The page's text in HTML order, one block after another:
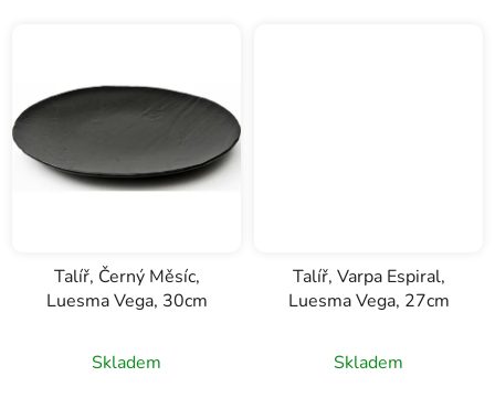
Talíř, Černý Měsíc,
Luesma Vega, 30cm
Skladem
Talíř, Varpa Espiral,
Luesma Vega, 27cm
Skladem